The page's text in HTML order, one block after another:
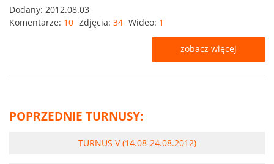
Dodany: 2012.08.03
Komentarze: 10 Zdjęcia: 34 Wideo: 1
zobacz więcej
POPRZEDNIE TURNUSY:
TURNUS V (14.08-24.08.2012)